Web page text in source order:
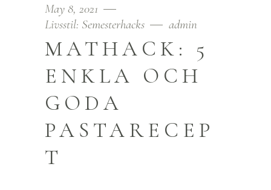
May 8, 2021
Livsstil: Semesterhacks
admin
MATHACK: 5
ENKLA OCH
GODA
PASTARECEP
T